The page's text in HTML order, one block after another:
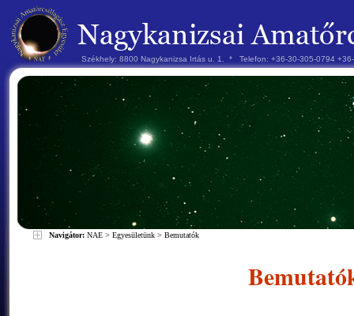
Székhely: 8800 Nagykanizsa Irtás u. 1. * Telefon: +36-30-305-0794
Navigátor: NAE > Egyesületünk > Bemutatók